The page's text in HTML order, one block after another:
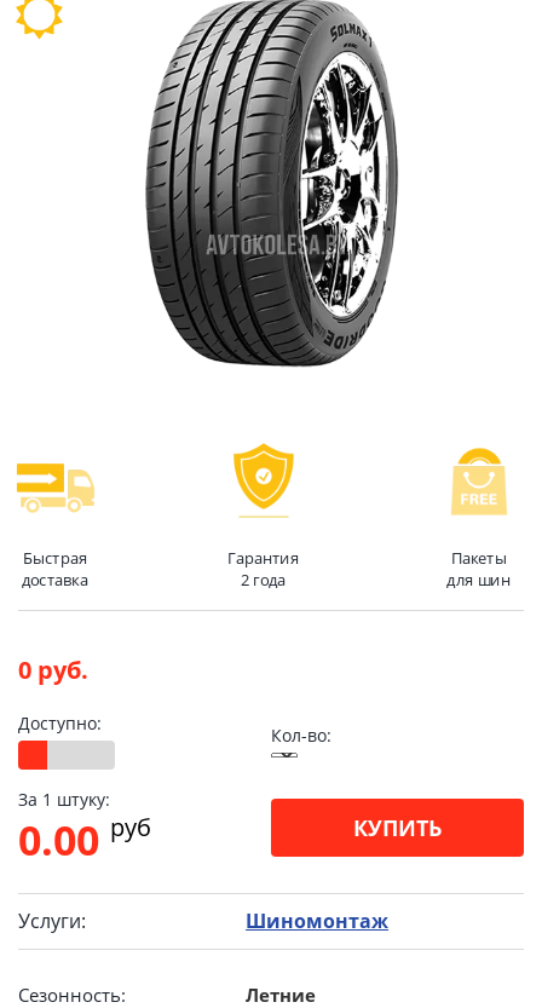
Быстрая
доставка
Гарантия
2 года
Пакеты
для шин
0 руб.
Доступно:
Кол-во:
За 1 штуку:
0.00 pуб КУПИТЬ
Услуги: Шиномонтаж
Сезонность:
Летние